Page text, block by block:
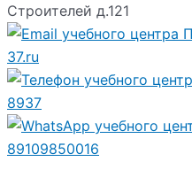
Строителей д.121
37.ru
8937
89109850016